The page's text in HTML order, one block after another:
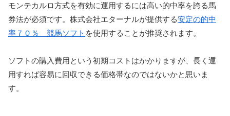
モンテカルロ方式を有効に運用するには高い的中率を誇る馬
券法が必須です。株式会社エターナルが提供する安定の的中
率７０％ 競馬ソフト を使用することが推奨されます。
ソフトの購入費用という初期コストはかかりますが、長く運
用すれば容易に回収できる価格帯なのではないかと思いま
す。